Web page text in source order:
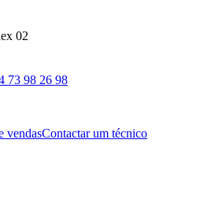
02
73 98 26 98
vendasContactar um técnico